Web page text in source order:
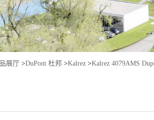
展厅 >DuPont 杜邦 >Kalrez >Kalrez 4079AMS